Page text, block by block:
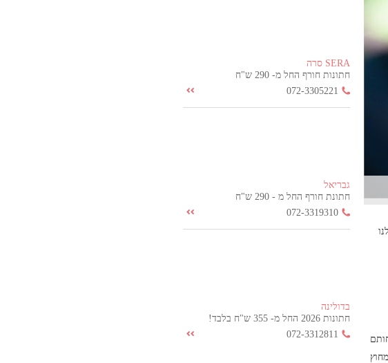
SERA סרה
חתונות חורף החל מ- 290 ש"ח
072-3305221
גבריאל
חתונת חורף החל מ - 290 ש"ח
072-3319310
בדולינה
חתונות 2026 החל מ- 355 ש"ח בלבד!
072-3312811